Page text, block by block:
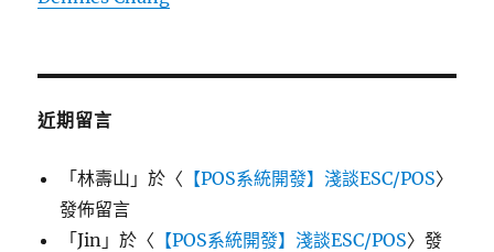
近期留言
「林壽山 」於〈 【POS系統開發】淺談ESC/POS〉
發佈留言
「Jin 」於〈 【POS系統開發】淺談ESC/POS〉發